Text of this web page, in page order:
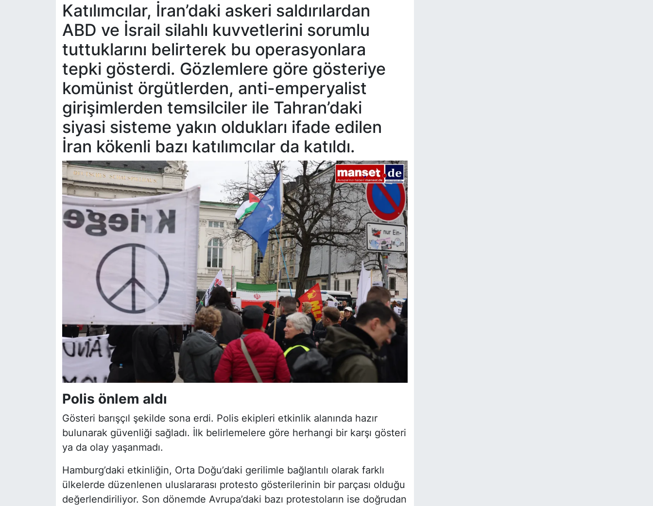
Katılımcılar, İran’daki askeri saldırılardan
ABD ve İsrail silahlı kuvvetlerini sorumlu
tuttuklarını belirterek bu operasyonlara
tepki gösterdi. Gözlemlere göre gösteriye
komünist örgütlerden, anti-emperyalist
girişimlerden temsilciler ile Tahran’daki
siyasi sisteme yakın oldukları ifade edilen
İran kökenli bazı katılımcılar da katıldı.
Polis önlem aldı
Gösteri barışçıl şekilde sona erdi. Polis ekipleri etkinlik alanında hazır
bulunarak güvenliği sağladı. İlk belirlemelere göre herhangi bir karşı gösteri
ya da olay yaşanmadı.
Hamburg’daki etkinliğin, Orta Doğu’daki gerilimle bağlantılı olarak farklı
ülkelerde düzenlenen uluslararası protesto gösterilerinin bir parçası olduğu
değerlendiriliyor. Son dönemde Avrupa’daki bazı protestoların ise doğrudan